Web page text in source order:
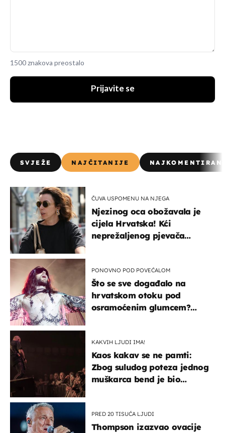
1500 znakova preostalo
Prijavite se
SVJEŽE NAJČITANIJE
ČUVA USPOMENU NA NJEGA
Njezinog oca obožavala je
cijela Hrvatska! Kći
neprežaljenog pjevača
PONOVNO POD POVEĆALOM
Što se sve događalo na
hrvatskom otoku pod
osramoćenim glumcem?
KAKVIH LJUDI IMA!
Kaos kakav se ne pamti:
Zbog suludog poteza jednog
muškarca bend je bio
PRED 20 TISUĆA LJUDI
Thompson izazvao ovacije